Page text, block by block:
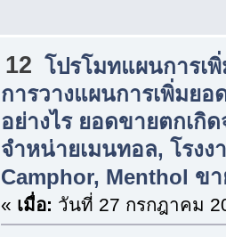
12 โปรโมทแผนการเ
การวางแผนการเพิ่มย
อย่างไร ยอดขายตกเกิด
จำหน่ายเมนทอล, โรง
Camphor, Menthol ขา
« เมื่อ: วันที่ 27 กรกฎาคม